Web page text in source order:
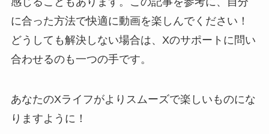
に合った方法で快適に動画を楽しんでください！
どうしても解決しない場合は、Xのサポートに問い
合わせるのも一つの手です。
あなたのXライフがよりスムーズで楽しいものにな
りますように！